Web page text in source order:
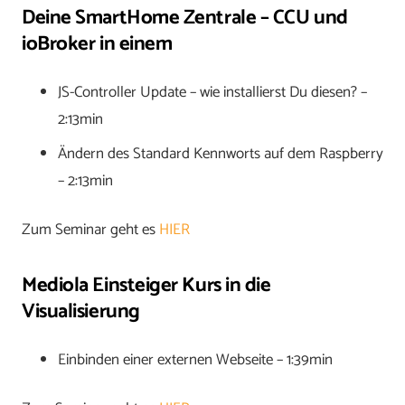
Deine SmartHome Zentrale – CCU und
ioBroker in einem
JS-Controller Update – wie installierst Du diesen? –
2:13min
Ändern des Standard Kennworts auf dem Raspberry
– 2:13min
Zum Seminar geht esHIER
Mediola Einsteiger Kurs in die
Visualisierung
Einbinden einer externen Webseite – 1:39min